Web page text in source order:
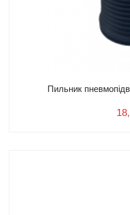
Пильник